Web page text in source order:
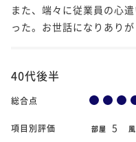
また、端々に従業員の心
った。お世話になりありが
40代後半
総合点
項目別評価 部屋 5